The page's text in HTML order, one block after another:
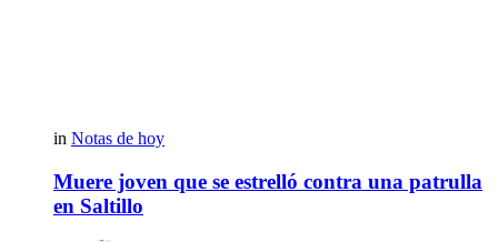
in Notas de hoy
Muere joven que se estrelló contra una patrulla
en Saltillo